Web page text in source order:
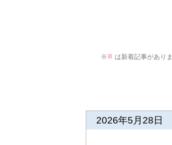
※ ■ は新着記事がありま
2026年5月28日